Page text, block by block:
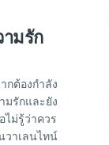
มรัก
กต้องกำลัง
มรักและยัง
ไม่รู้ว่าควร
วาเลนไทน์